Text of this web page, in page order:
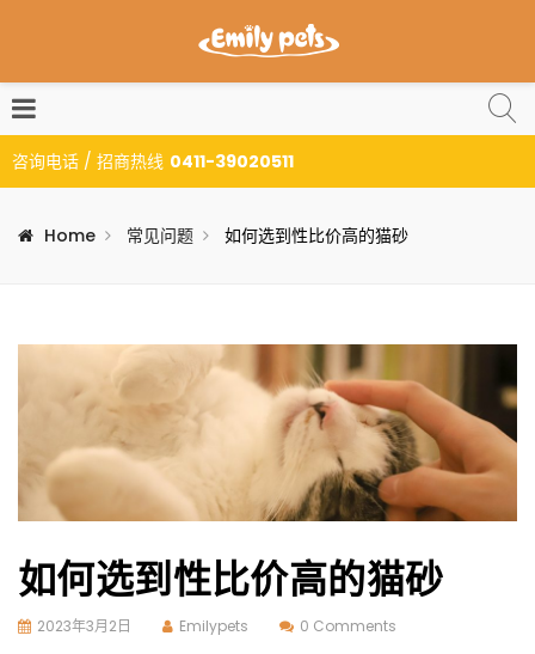
咨询电话 / 招商热线 0411-39020511
Home 常见问题 如何选到性比价高的猫砂
如何选到性比价高的猫砂
2023年3月2日 Emilypets 0 Comments